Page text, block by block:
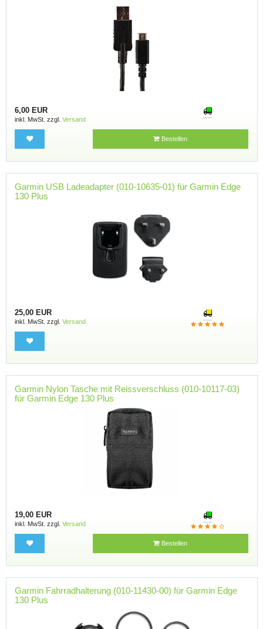
6,00 EUR
inkl. MwSt. zzgl. Versand
Bestellen
Garmin USB Ladeadapter (010-10635-01) für Garmin Edge
130 Plus
25,00 EUR
inkl. MwSt. zzgl. Versand
Garmin Nylon Tasche mit Reissverschluss (010-10117-03)
für Garmin Edge 130 Plus
19,00 EUR
inkl. MwSt. zzgl. Versand
Bestellen
Garmin Fahrradhalterung (010-11430-00) für Garmin Edge
130 Plus